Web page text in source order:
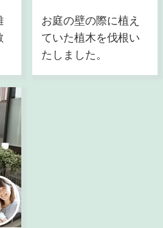
お庭の壁の際に植え
ていた植木を伐根い
たしました。